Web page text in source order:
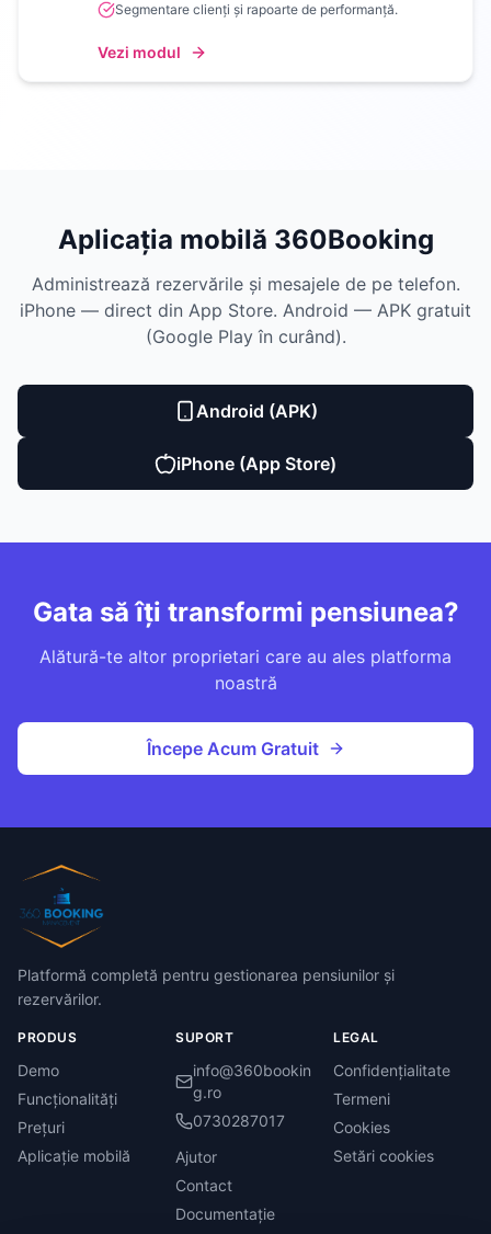
Segmentare clienți și rapoarte de performanță.
Vezi modul
Aplicația mobilă 360Booking
Administrează rezervările și mesajele de pe telefon.
iPhone — direct din App Store. Android — APK gratuit
(Google Play în curând).
Android (APK)
iPhone (App Store)
Gata să îți transformi pensiunea?
Alătură-te altor proprietari care au ales platforma
noastră
Începe Acum Gratuit
Platformă completă pentru gestionarea pensiunilor și
rezervărilor.
PRODUS
Demo
Funcționalități
Prețuri
Aplicație mobilă
SUPORT
info@360bookin
g.ro
0730287017
Ajutor
Contact
Documentație
LEGAL
Confidențialitate
Termeni
Cookies
Setări cookies